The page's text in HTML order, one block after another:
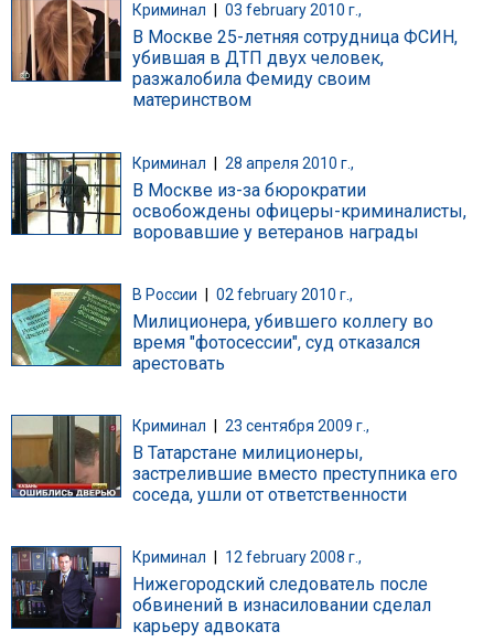
Криминал 03 february 2010 г.,
В Москве 25-летняя сотрудница ФСИН,
убившая в ДТП двух человек,
разжалобила Фемиду своим
материнством
Криминал 28 апреля 2010 г.,
В Москве из-за бюрократии
освобождены офицеры-криминалисты,
воровавшие у ветеранов награды
В России 02 february 2010 г.,
Милиционера, убившего коллегу во
время "фотосессии", суд отказался
арестовать
Криминал 23 сентября 2009 г.,
В Татарстане милиционеры,
застрелившие вместо преступника его
соседа, ушли от ответственности
Криминал 12 february 2008 г.,
Нижегородский следователь после
обвинений в изнасиловании сделал
карьеру адвоката